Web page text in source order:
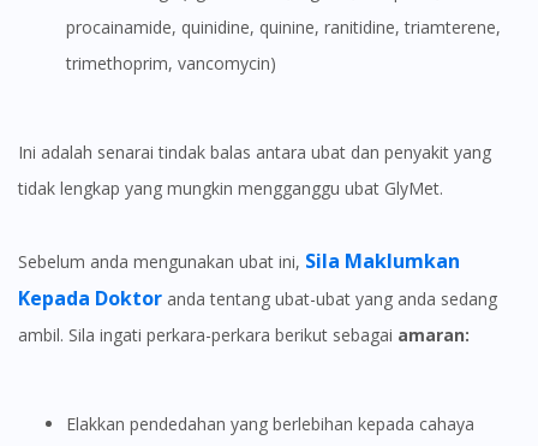
Visit DoctorOnCall Singapore
You seem to be shopping from Singapore
You are currently on DoctorOnCall.com.my, our Malaysian
procainamide, quinidine, quinine, ranitidine, triamterene,
trimethoprim, vancomycin)
Ini adalah senarai tindak balas antara ubat dan penyakit yang
tidak lengkap yang mungkin mengganggu ubat GlyMet.
Sebelum anda mengunakan ubat ini, Sila Maklumkan
Kepada Doktor anda tentang ubat-ubat yang anda sedang
ambil. Sila ingati perkara-perkara berikut sebagai amaran:
Elakkan pendedahan yang berlebihan kepada cahaya